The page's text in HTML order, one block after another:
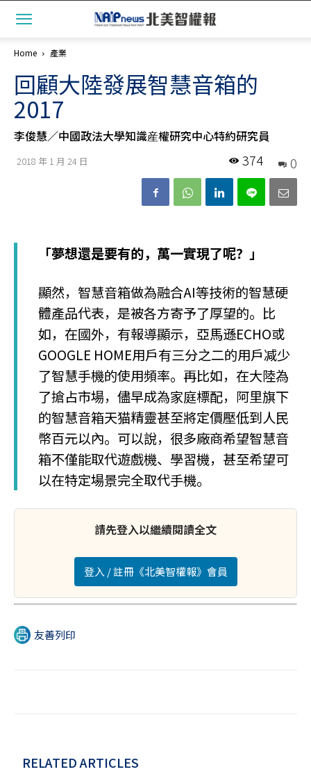
Home 產業
回顧大陸發展智慧音箱的
2017
李俊慧／中國政法大學知識産權研究中心特約研究員
2018 年 1 月 24 日 0
374
「夢想還是要有的，萬一實現了呢？」
顯然，智慧音箱做為融合AI等技術的智慧硬
體產品代表，是被各方寄予了厚望的。比
如，在國外，有報導顯示，亞馬遜ECHO或
GOOGLE HOME用戶有三分之二的用戶减少
了智慧手機的使用頻率。再比如，在大陸為
了搶占市場，儘早成為家庭標配，阿里旗下
的智慧音箱天猫精靈甚至將定價壓低到人民
幣百元以內。可以說，很多廠商希望智慧音
箱不僅能取代遊戲機、學習機，甚至希望可
以在特定場景完全取代手機。
請先登入以繼續閱讀全文
登入 / 註冊《北美智權報》會員
友善列印
RELATED ARTICLES